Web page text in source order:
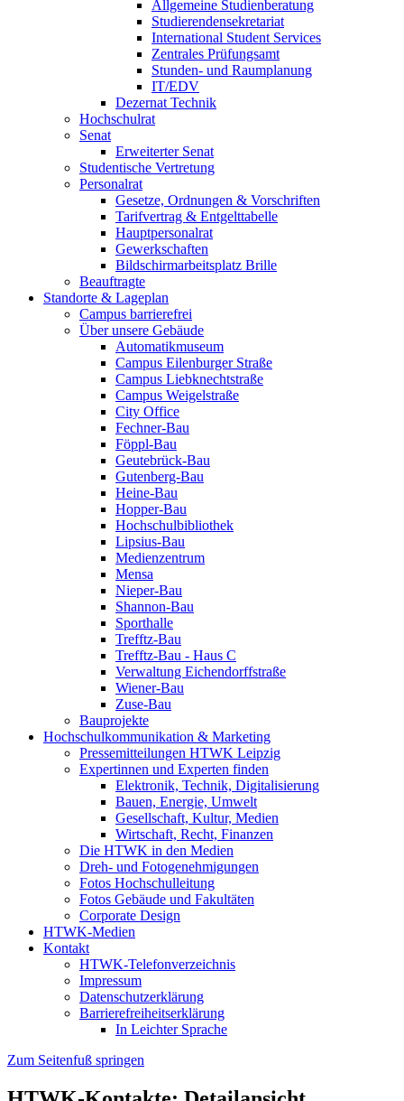
Allgemeine Studienberatung
Studierendensekretariat
International Student Services
Zentrales Prüfungsamt
Stunden- und Raumplanung
IT/EDV
Dezernat Technik
Hochschulrat
Senat
Erweiterter Senat
Studentische Vertretung
Personalrat
Gesetze, Ordnungen & Vorschriften
Tarifvertrag & Entgelttabelle
Hauptpersonalrat
Gewerkschaften
Bildschirmarbeitsplatz Brille
Beauftragte
Standorte & Lageplan
Campus barrierefrei
Über unsere Gebäude
Automatikmuseum
Campus Eilenburger Straße
Campus Liebknechtstraße
Campus Weigelstraße
City Office
Fechner-Bau
Föppl-Bau
Geutebrück-Bau
Gutenberg-Bau
Heine-Bau
Hopper-Bau
Hochschulbibliothek
Lipsius-Bau
Medienzentrum
Mensa
Nieper-Bau
Shannon-Bau
Sporthalle
Trefftz-Bau
Trefftz-Bau - Haus C
Verwaltung Eichendorffstraße
Wiener-Bau
Zuse-Bau
Bauprojekte
Hochschulkommunikation & Marketing
Pressemitteilungen HTWK Leipzig
Expertinnen und Experten finden
Elektronik, Technik, Digitalisierung
Bauen, Energie, Umwelt
Gesellschaft, Kultur, Medien
Wirtschaft, Recht, Finanzen
Die HTWK in den Medien
Dreh- und Fotogenehmigungen
Fotos Hochschulleitung
Fotos Gebäude und Fakultäten
Corporate Design
HTWK-Medien
Kontakt
HTWK-Telefonverzeichnis
Impressum
Datenschutzerklärung
Barrierefreiheitserklärung
In Leichter Sprache
Zum Seitenfuß springen